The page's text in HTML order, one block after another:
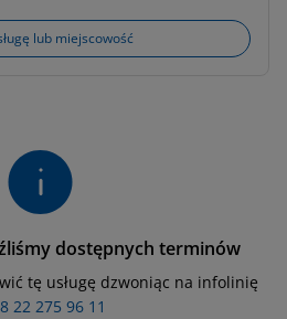
dostępnych terminów
tę usługę dzwoniąc na infolinię
22 275 96 11
lub miejscowość